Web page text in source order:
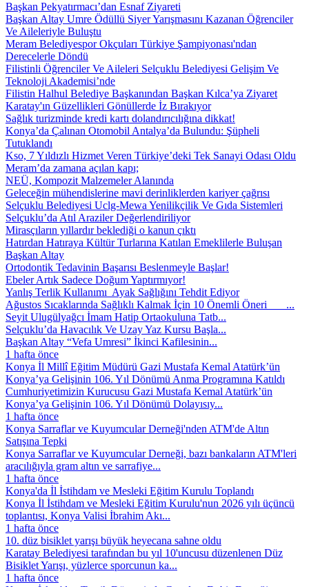
Başkan Pekyatırmacı’dan Esnaf Ziyareti
Başkan Altay Umre Ödüllü Siyer Yarışmasını Kazanan Öğrenciler
Ve Aileleriyle Buluştu
Meram Belediyespor Okçuları Türkiye Şampiyonası'ndan
Derecelerle Döndü
Filistinli Öğrenciler Ve Aileleri Selçuklu Belediyesi Gelişim Ve
Teknoloji Akademisi’nde
Filistin Halhul Belediye Başkanından Başkan Kılca’ya Ziyaret
Karatay'ın Güzellikleri Gönüllerde İz Bırakıyor
Sağlık turizminde kredi kartı dolandırıcılığına dikkat!
Konya’da Çalınan Otomobil Antalya’da Bulundu: Şüpheli
Tutuklandı
Kso, 7 Yıldızlı Hizmet Veren Türkiye’deki Tek Sanayi Odası Oldu
Meram’da zamana açılan kapı;
NEÜ, Kompozit Malzemeler Alanında
Geleceğin mühendislerine mavi derinliklerden kariyer çağrısı
Selçuklu Belediyesi Uclg-Mewa Yenilikçilik Ve Gıda Sistemleri
Selçuklu’da Atıl Araziler Değerlendiriliyor
Mirasçıların yıllardır beklediği o kanun çıktı
Hatırdan Hatıraya Kültür Turlarına Katılan Emeklilerle Buluşan
Başkan Altay
Ortodontik Tedavinin Başarısı Beslenmeyle Başlar!
Ebeler Artık Sadece Doğum Yaptırmıyor!
Yanlış Terlik Kullanımı Ayak Sağlığını Tehdit Ediyor
Ağustos Sıcaklarında Sağlıklı Kalmak İçin 10 Önemli Öneri ...
Seyit Ulugülyağcı İmam Hatip Ortaokuluna Tatb...
Selçuklu’da Havacılık Ve Uzay Yaz Kursu Başla...
Başkan Altay “Vefa Umresi” İkinci Kafilesinin...
1 hafta önce
Konya İl Millî Eğitim Müdürü Gazi Mustafa Kemal Atatürk’ün
Konya’ya Gelişinin 106. Yıl Dönümü Anma Programına Katıldı
Cumhuriyetimizin Kurucusu Gazi Mustafa Kemal Atatürk’ün
Konya’ya Gelişinin 106. Yıl Dönümü Dolayısıy...
1 hafta önce
Konya Sarraflar ve Kuyumcular Derneği'nden ATM'de Altın
Satışına Tepki
Konya Sarraflar ve Kuyumcular Derneği, bazı bankaların ATM'leri
aracılığıyla gram altın ve sarrafiye...
1 hafta önce
Konya'da İl İstihdam ve Mesleki Eğitim Kurulu Toplandı
Konya İl İstihdam ve Mesleki Eğitim Kurulu'nun 2026 yılı üçüncü
toplantısı, Konya Valisi İbrahim Akı...
1 hafta önce
10. düz bisiklet yarışı büyük heyecana sahne oldu
Karatay Belediyesi tarafından bu yıl 10'uncusu düzenlenen Düz
Bisiklet Yarışı, yüzlerce sporcunun ka...
1 hafta önce